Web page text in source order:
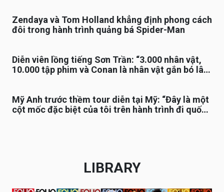
Zendaya và Tom Holland khẳng định phong cách
đôi trong hành trình quảng bá Spider-Man
Diễn viên lồng tiếng Sơn Trần: “3.000 nhân vật,
10.000 tập phim và Conan là nhân vật gắn bó lâu
Mỹ Anh trước thềm tour diễn tại Mỹ: “Đây là một
cột mốc đặc biệt của tôi trên hành trình đi quốc
LIBRARY